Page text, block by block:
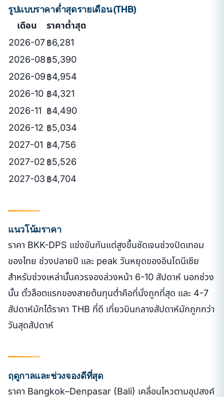
รูปแบบราคาต่ำสุดรายเดือน (THB)
เดือน
ราคาต่ำสุด
2026-07฿6,281
2026-08฿5,390
2026-09฿4,954
2026-10 ฿4,321
2026-11 ฿4,490
2026-12 ฿5,034
2027-01 ฿4,756
2027-02 ฿5,526
2027-03 ฿4,704
แนวโน้มราคา
ราคา BKK-DPS แข่งขันกันแต่สูงขึ้นชัดเจนช่วงปิดเทอม
ของไทย ช่วงปลายปี และ peak วันหยุดของอินโดนีเซีย
สำหรับช่วงเหล่านั้นควรจองล่วงหน้า 6-10 สัปดาห์ นอกช่วง
นั้น ตั๋วล็อตแรกของสายต้นทุนต่ำคือที่นั่งถูกที่สุด และ 4-7
สัปดาห์มักได้ราคา THB ที่ดี เที่ยวบินกลางสัปดาห์มักถูกกว่า
วันสุดสัปดาห์
ฤดูกาลและช่วงจองดีที่สุด
ราคา Bangkok–Denpasar (Bali) เคลื่อนไหวตามอุปสงค์